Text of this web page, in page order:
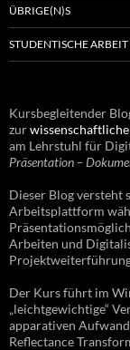
ÜBRIGE(N)S
STUDENTISCHE
Kursbegleitender
zur
am Lehrstuhl für
Präsentation –
Dieser Blog versteht
Arbeitsplattform
Arbeiten und
Der Kurs führt im
„leichtgewichtige“
apparativen
Reflectance